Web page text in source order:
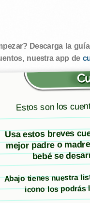
Descarga la
nuestra app de
Estos son los
Usa estos breves
mejor padre o
bebé se
Abajo tienes nuestra
icono los podrás